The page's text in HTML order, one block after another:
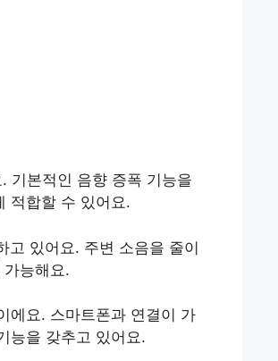
기본적인 음향 증폭 기능을
적합할 수 있어요.
고 있어요. 주변 소음을 줄이
능해요.
에요. 스마트폰과 연결이 가
능을 갖추고 있어요.